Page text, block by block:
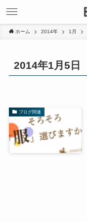
ホーム 2014年 1月
2014年1月5日
ブログ関連